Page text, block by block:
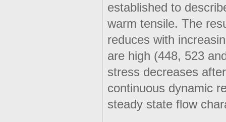
established to
warm tensile. The
reduces with
are high (448, 523
stress decreases
continuous dynamic
steady state flow